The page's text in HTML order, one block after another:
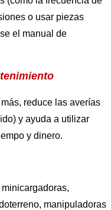
o usar piezas
el manual de
reduce las averías
y ayuda a utilizar
y dinero.
manipuladoras